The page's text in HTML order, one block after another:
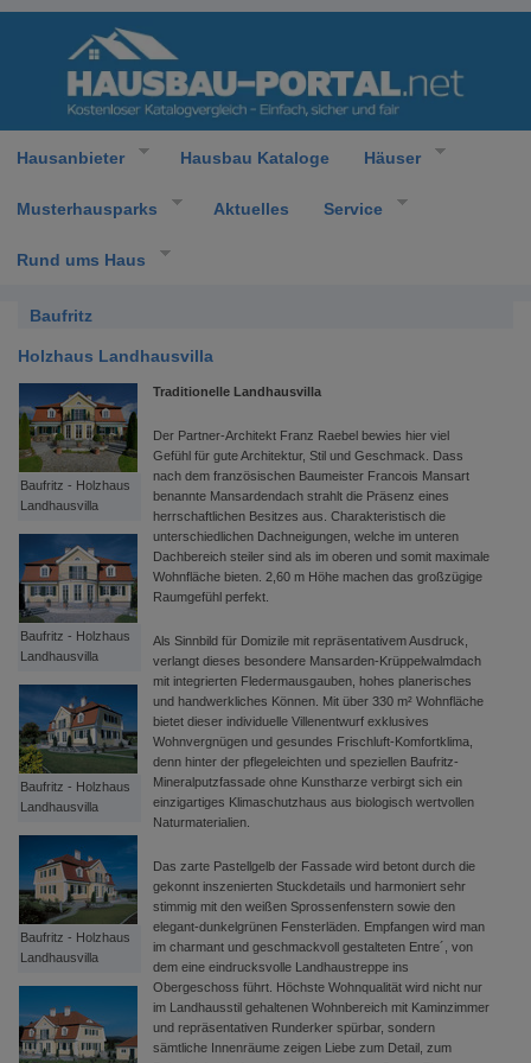
Hausanbieter Hausbau Kataloge Häuser
Musterhausparks Aktuelles Service
Rund ums Haus
Baufritz
Holzhaus Landhausvilla
Baufritz - Holzhaus
Landhausvilla
Baufritz - Holzhaus
Landhausvilla
Baufritz - Holzhaus
Landhausvilla
Baufritz - Holzhaus
Landhausvilla
Traditionelle Landhausvilla
Der Partner-Architekt Franz Raebel bewies hier viel
Gefühl für gute Architektur, Stil und Geschmack. Dass
nach dem französischen Baumeister Francois Mansart
benannte Mansardendach strahlt die Präsenz eines
herrschaftlichen Besitzes aus. Charakteristisch die
unterschiedlichen Dachneigungen, welche im unteren
Dachbereich steiler sind als im oberen und somit maximale
Wohnfläche bieten. 2,60 m Höhe machen das großzügige
Raumgefühl perfekt.
Als Sinnbild für Domizile mit repräsentativem Ausdruck,
verlangt dieses besondere Mansarden-Krüppelwalmdach
mit integrierten Fledermausgauben, hohes planerisches
und handwerkliches Können. Mit über 330 m² Wohnfläche
bietet dieser individuelle Villenentwurf exklusives
Wohnvergnügen und gesundes Frischluft-Komfortklima,
denn hinter der pflegeleichten und speziellen Baufritz-
Mineralputzfassade ohne Kunstharze verbirgt sich ein
einzigartiges Klimaschutzhaus aus biologisch wertvollen
Naturmaterialien.
Das zarte Pastellgelb der Fassade wird betont durch die
gekonnt inszenierten Stuckdetails und harmoniert sehr
stimmig mit den weißen Sprossenfenstern sowie den
elegant-dunkelgrünen Fensterläden. Empfangen wird man
im charmant und geschmackvoll gestalteten Entre´, von
dem eine eindrucksvolle Landhaustreppe ins
Obergeschoss führt. Höchste Wohnqualität wird nicht nur
im Landhausstil gehaltenen Wohnbereich mit Kaminzimmer
und repräsentativen Runderker spürbar, sondern
sämtliche Innenräume zeigen Liebe zum Detail, zum